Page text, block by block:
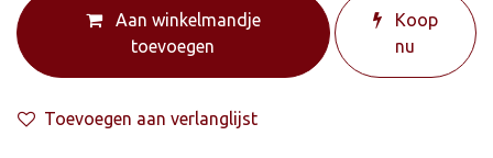
Aan winkelmandje
toevoegen
Koop
nu
Toevoegen aan verlanglijst